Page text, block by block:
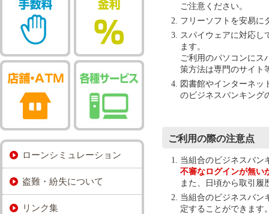
ローンシミュレーション
盗難・紛失について
リンク集
ご注意ください。
フリーソフトを安易に
スパイウェアに対応し
ます。
ご利用のパソコンにス
策方法は専門のサイト
図書館やインターネッ
のビジネスバンキング
ご利用の際の注意点
当組合のビジネスバン
不審なログインが無い
また、日頃から取引履
当組合のビジネスバン
定することができます